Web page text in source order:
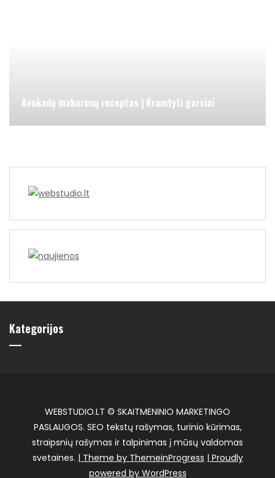
Avokadų makaronų receptas | Kramtyti garsiai
Kategorijos
WEBSTUDIO.LT © SKAITMENINIO MARKETINGO
PASLAUGOS. SEO tekstų rašymas, turinio kūrimas,
straipsnių rašymas ir talpinimas į mūsų valdomas
svetaines. | Theme by ThemeinProgress | Proudly
powered by WordPress